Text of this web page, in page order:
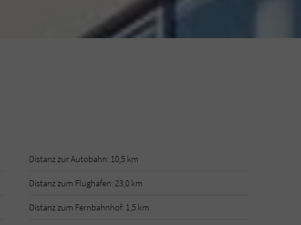
Distanz zur Autobahn: 10,5 km
Distanz zum Flughafen: 23,0 km
Distanz zum Fernbahnhof: 1,5 km